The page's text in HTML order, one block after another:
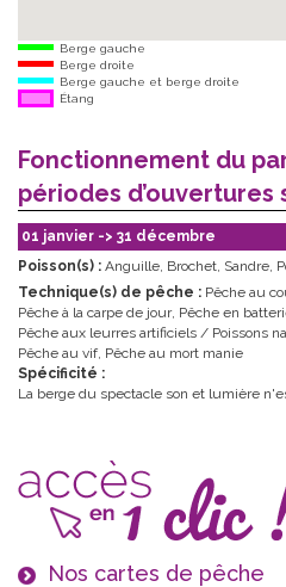
Berge gauche
Berge droite
Berge gauche et berge droite
Étang
Fonctionnement du
périodes d’ouvertures
01 janvier -> 31 décembre
Poisson(s) : Anguille, Brochet, Sandre,
Technique(s) de pêche : Pêche au
Pêche à la carpe de jour, Pêche en
Pêche aux leurres artificiels / Poissons
Pêche au vif, Pêche au mort manie
Spécificité :
La berge du spectacle son et lumière
Nos cartes de pêche